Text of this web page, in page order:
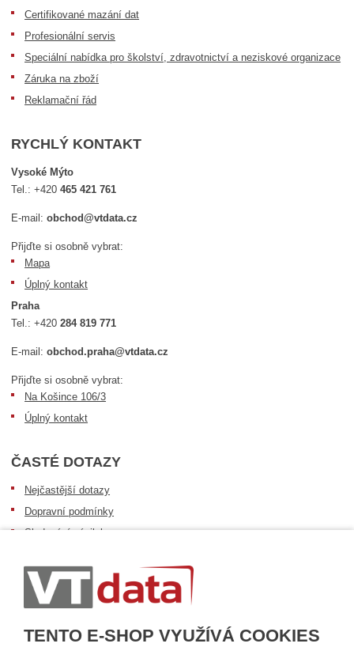
TENTO E-SHOP VYUŽÍVÁ COOKIES
Certifikované mazání dat
Profesionální servis
Speciální nabídka pro školství, zdravotnictví a neziskové organizace
Záruka na zboží
Reklamační řád
RYCHLÝ KONTAKT
Vysoké Mýto
Tel.:+420465 421 761
E-mail:obchod@vtdata.cz
Přijďte si osobně vybrat:
Mapa
Úplný kontakt
Praha
Tel.:+420284 819 771
E-mail:obchod.praha@vtdata.cz
Přijďte si osobně vybrat:
Na Košince 106/3
Úplný kontakt
ČASTÉ DOTAZY
Nejčastější dotazy
Dopravní podmínky
Sledování zásilek
Informace k dostupnosti zboží
Obecné informace